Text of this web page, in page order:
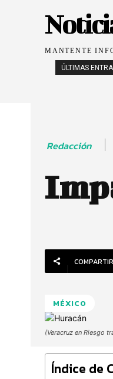
MANTENTE
ÚLTIMAS
Redacción
COMPARTIR
MÉXICO
(Veracruz en Riesgo
Índice de